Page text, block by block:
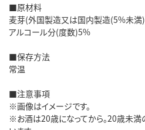
■原材料
麦芽(外国製造又は国内製造(5%未満))
アルコール分(度数)5%
■保存方法
常温
■注意事項
※画像はイメージです。
※お酒は20歳になってから。20歳未